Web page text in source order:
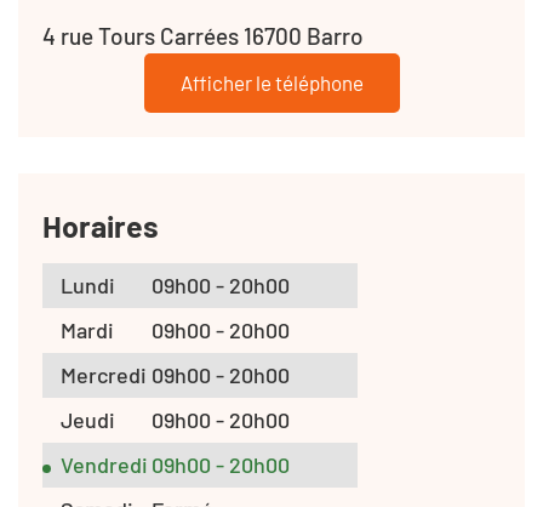
4 rue Tours Carrées 16700 Barro
Afficher le téléphone
Horaires
Lundi
09h00 - 20h00
Mardi
09h00 - 20h00
Mercredi 09h00 - 20h00
Jeudi
09h00 - 20h00
Vendredi 09h00 - 20h00